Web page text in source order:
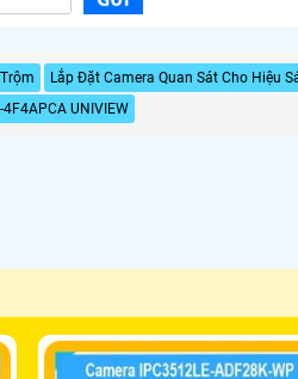
Lắp Đặt Camera Quan Sát Cho Hiệu
4F4APCA UNIVIEW